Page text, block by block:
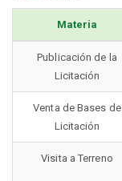
Materia
Publicación de la
Licitación
Venta de Bases de
Licitación
Visita a Terreno